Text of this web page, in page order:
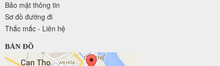
Bảo mật thông tin
Sơ đồ đường đi
Thắc mắc - Liên hệ
BẢN ĐỒ